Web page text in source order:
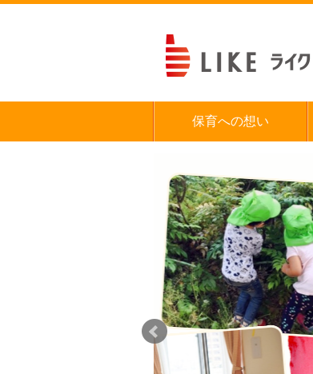
保育への想い